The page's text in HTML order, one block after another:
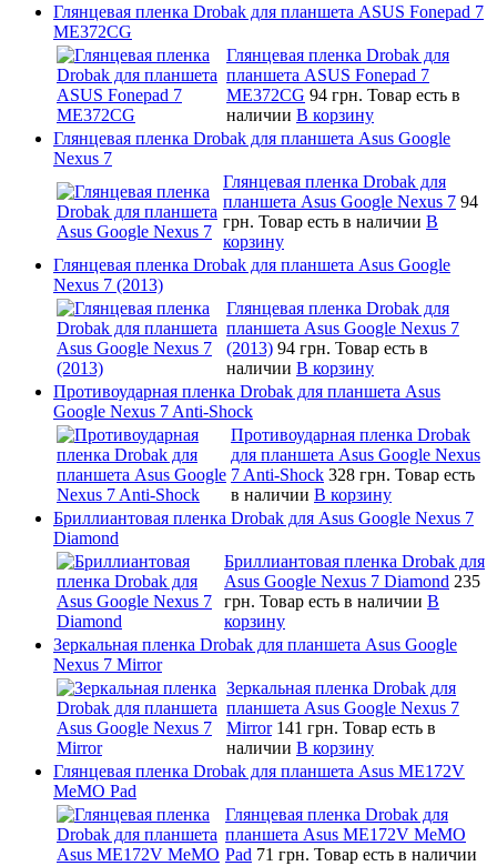
Глянцевая пленка Drobak для планшета ASUS Fonepad 7
ME372CG
Глянцевая пленка Drobak для
планшета ASUS Fonepad 7
ME372CG 94 грн. Товар есть в
наличии В корзину
Глянцевая пленка Drobak для планшета Asus Google
Nexus 7
Глянцевая пленка Drobak для
планшета Asus Google Nexus 7 94
грн. Товар есть в наличии В
корзину
Глянцевая пленка Drobak для планшета Asus Google
Nexus 7 (2013)
Глянцевая пленка Drobak для
планшета Asus Google Nexus 7
(2013) 94 грн. Товар есть в
наличии В корзину
Противоударная пленка Drobak для планшета Asus
Google Nexus 7 Anti-Shock
Противоударная пленка Drobak
для планшета Asus Google Nexus
7 Anti-Shock 328 грн. Товар есть
в наличии В корзину
Бриллиантовая пленка Drobak для Asus Google Nexus 7
Diamond
Бриллиантовая пленка Drobak для
Asus Google Nexus 7 Diamond 235
грн. Товар есть в наличии В
корзину
Зеркальная пленка Drobak для планшета Asus Google
Nexus 7 Mirror
Зеркальная пленка Drobak для
планшета Asus Google Nexus 7
Mirror 141 грн. Товар есть в
наличии В корзину
Глянцевая пленка Drobak для планшета Asus ME172V
MeMO Pad
Глянцевая пленка Drobak для
планшета Asus ME172V MeMO
Pad 71 грн. Товар есть в наличии